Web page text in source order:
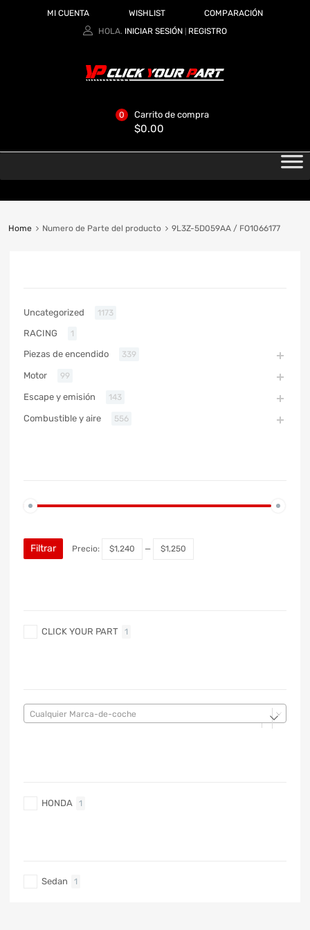
MI CUENTA WISHLIST
COMPARACIÓN
HOLA. INICIAR SESIÓN REGISTRO
Carrito de compra
$0.00
0
Home Numero de Parte del producto 9L3Z-5D059AA / FO1066177
Uncategorized 1173
RACING 1
Piezas de encendido 339
Motor 99
Escape y emisión 143
Combustible y aire 556
Filtrar Precio: $1,240 — $1,250
CLICK YOUR PART 1
Cualquier Marca-de-coche
HONDA 1
Sedan 1